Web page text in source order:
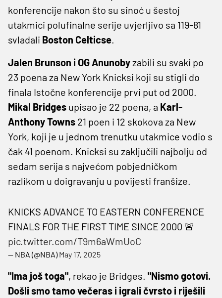
konferencije nakon što su sinoć u šestoj
utakmici polufinalne serije uvjerljivo sa 119-81
svladali Boston Celticse.
Jalen Brunson i OG Anunobyzabili su svaki po
23 poena za New York Knicksi koji su stigli do
finala Istočne konferencije prvi put od 2000.
Mikal Bridges upisao je 22 poena, a Karl-
Anthony Towns 21 poen i 12 skokova za New
York, koji je u jednom trenutku utakmice vodio s
čak 41 poenom. Knicksi su zaključili najbolju od
sedam serija s najvećom pobjedničkom
razlikom u doigravanju u povijesti franšize.
KNICKS ADVANCE TO EASTERN CONFERENCE
FINALS FOR THE FIRST TIME SINCE 2000 🚨
pic.twitter.com/T9m6aWmUoC
— NBA (@NBA)May 17, 2025
"Ima još toga", rekao je Bridges. "Nismo gotovi.
Došli smo tamo večeras i igrali čvrsto i riješili